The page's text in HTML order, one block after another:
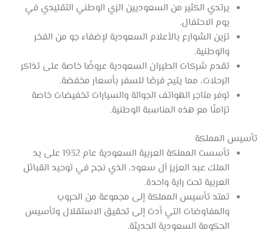
يرتدي الكثير من السعوديين الزي الوطني التقليدي في
يوم الاحتفال.
تزين الشوارع بالأعلام السعودية لإضفاء جو من الفخر
والوطنية.
تقدم شركات الطيران السعودية عروضًا خاصة على تذاكر
الرحلات، مما يتيح فرصًا للسفر بأسعار مخفضة.
توفر متاجر الهواتف الجوالة والسيارات تخفيضات خاصة
تزامنًا مع هذه المناسبة الوطنية.
تأسيس المملكة
تأسست المملكة العربية السعودية عام 1932 على يد
الملك عبد العزيز آل سعود، الذي نجح في توحيد القبائل
العربية تحت راية واحدة.
تمتد تأسيس المملكة إلى مجموعة من الحروب
والمفاوضات التي أدت إلى تحقيق الاستقلال وتأسيس
الحكومة السعودية الحديثة.